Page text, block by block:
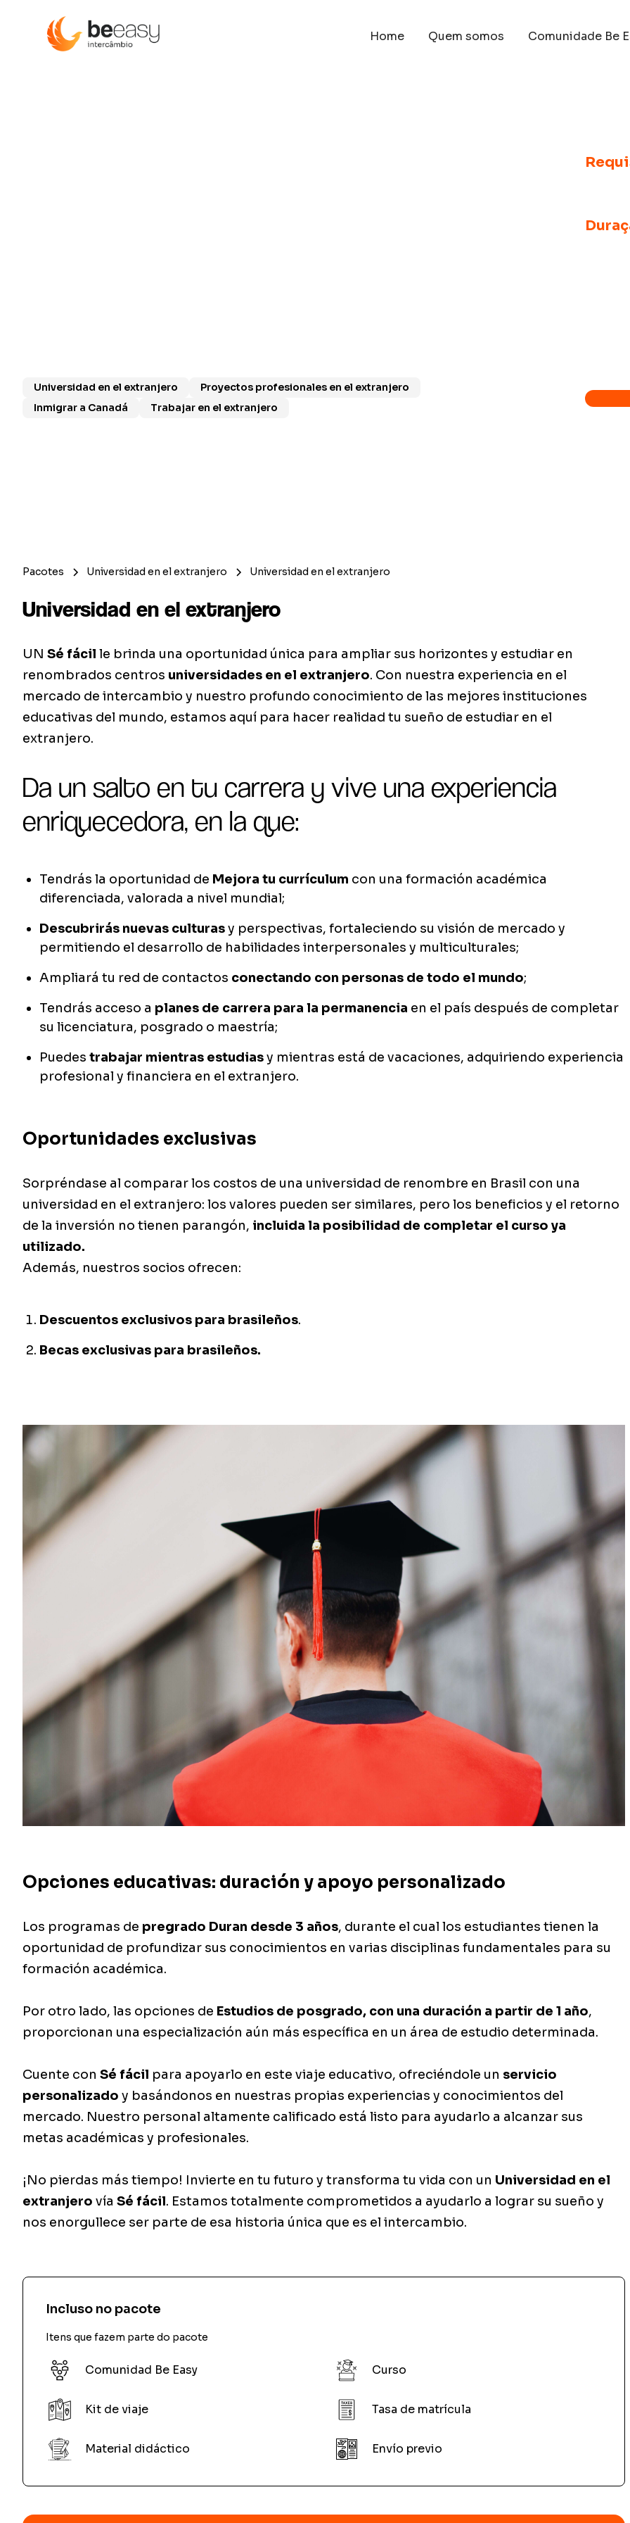
Home Quem somos Comunidade Be
Universidad en el extranjero
Proyectos profesionales en el extranjero
Inmigrar a Canadá
Trabajar en el extranjero
Pacotes Universidad en el extranjero Universidad en el extranjero
Universidad en el extranjero
UN Sé fácil le brinda una oportunidad única para ampliar sus horizontes y estudiar en
renombrados centros universidades en el extranjero. Con nuestra experiencia en el
mercado de intercambio y nuestro profundo conocimiento de las mejores instituciones
educativas del mundo, estamos aquí para hacer realidad tu sueño de estudiar en el
extranjero.
Da un salto en tu carrera y vive una experiencia
enriquecedora, en la que:
Tendrás la oportunidad de Mejora tu currículum con una formación académica
diferenciada, valorada a nivel mundial;
Descubrirás nuevas culturasy perspectivas, fortaleciendo su visión de mercado y
permitiendo el desarrollo de habilidades interpersonales y multiculturales;
Ampliará tu red de contactos conectando con personas de todo el mundo;
Tendrás acceso a planes de carrera para la permanencia en el país después de completar
su licenciatura, posgrado o maestría;
Puedes trabajar mientras estudiasy mientras está de vacaciones, adquiriendo experiencia
profesional y financiera en el extranjero.
Oportunidades exclusivas
Sorpréndase al comparar los costos de una universidad de renombre en Brasil con una
universidad en el extranjero: los valores pueden ser similares, pero los beneficios y el retorno
de la inversión no tienen parangón, incluida la posibilidad de completar el curso ya
utilizado.
Además, nuestros socios ofrecen:
Descuentos exclusivos para brasileños.
Becas exclusivas para brasileños.
Opciones educativas: duración y apoyo personalizado
Los programas de pregrado Duran desde 3 años, durante el cual los estudiantes tienen la
oportunidad de profundizar sus conocimientos en varias disciplinas fundamentales para su
formación académica.
Por otro lado, las opciones de Estudios de posgrado, con una duración a partir de 1 año,
proporcionan una especialización aún más específica en un área de estudio determinada.
Cuente con Sé fácil para apoyarlo en este viaje educativo, ofreciéndole un servicio
personalizado y basándonos en nuestras propias experiencias y conocimientos del
mercado. Nuestro personal altamente calificado está listo para ayudarlo a alcanzar sus
metas académicas y profesionales.
¡No pierdas más tiempo! Invierte en tu futuro y transforma tu vida con un Universidad en el
extranjero vía Sé fácil. Estamos totalmente comprometidos a ayudarlo a lograr su sueño y
nos enorgullece ser parte de esa historia única que es el intercambio.
Incluso no pacote
Itens que fazem parte do pacote
Comunidad Be Easy Curso
Kit de viaje Tasa de matrícula
Material didáctico Envío previo